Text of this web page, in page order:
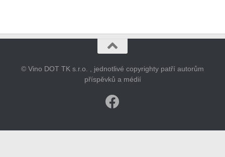
© Vino DOT TK s.r.o. , jednotlivé copyrighty patří autorům
příspěvků a médií